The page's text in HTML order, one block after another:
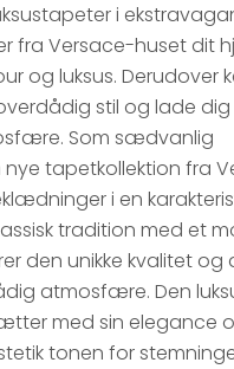
i
fra Versace-huset dit
og luksus. Derudover
stil og lade
Som sædvanlig
tapetkollektion fra
i en
tradition med et
den unikke kvalitet
atmosfære. Den
med sin elegance
tonen for